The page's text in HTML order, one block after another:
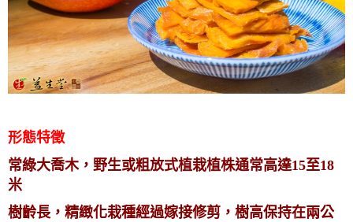
形態特徵
常綠大喬木，野生或粗放式植栽植株通常高達15至18
米
樹齡長，精緻化栽種經過嫁接修剪，樹高保持在兩公